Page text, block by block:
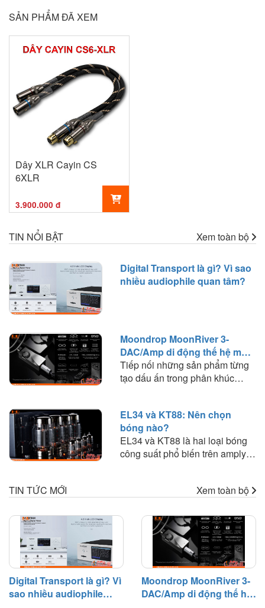
SẢN PHẨM ĐÃ XEM
Dây XLR Cayin CS
6XLR
3.900.000 đ
TIN NỔI BẬT Xem toàn bộ
Digital Transport là gì? Vì sao
nhiều audiophile quan tâm?
Moondrop MoonRiver 3-
DAC/Amp di động thế hệ mới
đáng chú ý
Tiếp nối những sản phẩm từng
tạo dấu ấn trong phân khúc
mới được định hướng cho nhu
cầu nghe nhạc chất lượng cao
trên các thiết bị hiện đại. Sản
phẩm gây chú ý nhờ thiết kế nhỏ
bằng giữa hiệu năng và tính tiện
EL34 và KT88: Nên chọn
bóng nào?
EL34 và KT88 là hai loại bóng
công suất phổ biến trên amply
phối ghép và lựa chọn loại bóng
nhạc.
TIN TỨC MỚI Xem toàn bộ
Digital Transport là gì? Vì
sao nhiều audiophile
Moondrop MoonRiver 3-
DAC/Amp di động thế hệ